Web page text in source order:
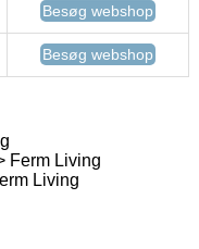
Besøg webshop
Besøg webshop
Ferm Living
Living